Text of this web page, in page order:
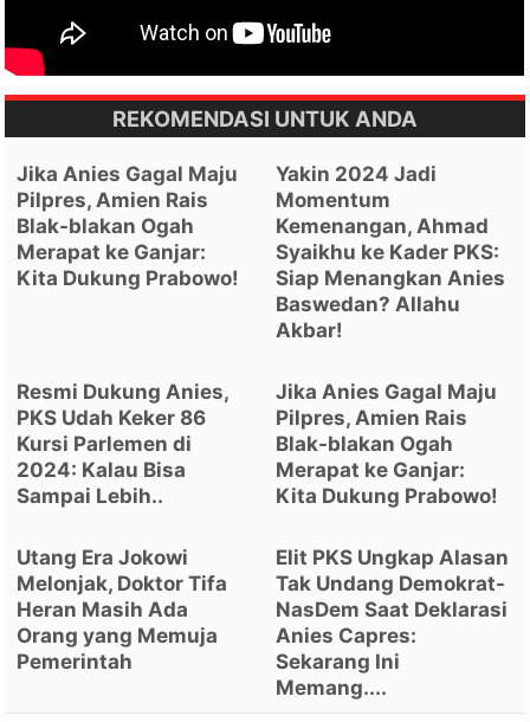
REKOMENDASI UNTUK ANDA
Jika Anies Gagal Maju
Pilpres, Amien Rais
Blak-blakan Ogah
Merapat ke Ganjar:
Kita Dukung Prabowo!
Yakin 2024 Jadi
Momentum
Kemenangan, Ahmad
Syaikhu ke Kader PKS:
Siap Menangkan Anies
Baswedan? Allahu
Akbar!
Resmi Dukung Anies,
PKS Udah Keker 86
Kursi Parlemen di
2024: Kalau Bisa
Sampai Lebih..
Jika Anies Gagal Maju
Pilpres, Amien Rais
Blak-blakan Ogah
Merapat ke Ganjar:
Kita Dukung Prabowo!
Utang Era Jokowi
Melonjak, Doktor Tifa
Heran Masih Ada
Orang yang Memuja
Pemerintah
Elit PKS Ungkap Alasan
Tak Undang Demokrat-
NasDem Saat Deklarasi
Anies Capres:
Sekarang Ini
Memang....